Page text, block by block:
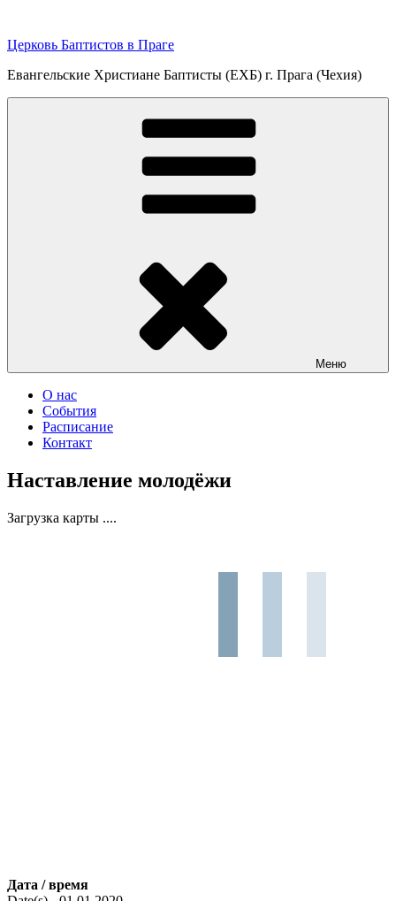
содержимому
Церковь Баптистов в Праге
Евангельские Христиане Баптисты (ЕХБ) г. Прага (Чехия)
Меню
О нас
События
Расписание
Контакт
Наставление молодёжи
Загрузка карты ....
Дата / время